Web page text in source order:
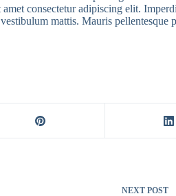
consectetur adipiscing elit.
mattis. Mauris
NEXT POST